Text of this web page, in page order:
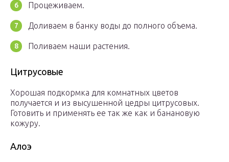
Процеживаем.
Доливаем в банку воды до полного объема.
Поливаем наши растения.
Цитрусовые
Хорошая подкормка для комнатных цветов
получается и из высушенной цедры цитрусовых.
Готовить и применять ее так же как и банановую
кожуру.
Алоэ